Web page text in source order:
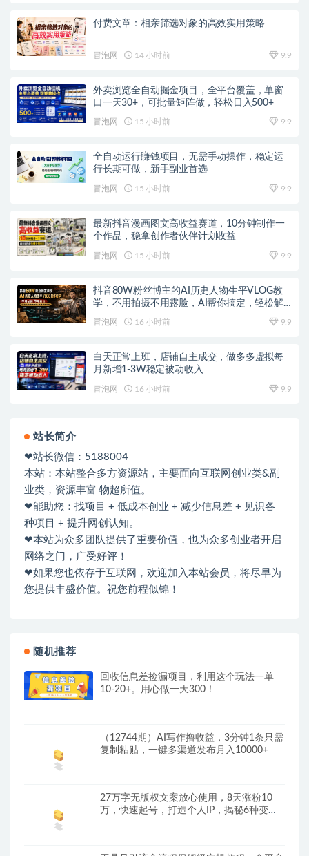
付费文章：相亲筛选对象的高效实用策略
冒泡网 14 小时前 9.9
外卖浏览全自动掘金项目，全平台覆盖，单窗
口一天30+，可批量矩阵做，轻松日入500+
冒泡网 15 小时前 9.9
全自动运行賺钱项目，无需手动操作，稳定运
行长期可做，新手副业首选
冒泡网 15 小时前 9.9
最新抖音漫画图文高收益赛道，10分钟制作一
个作品，稳拿创作者伙伴计划收益
冒泡网 15 小时前 9.9
抖音80W粉丝博主的AI历史人物生平VLOG教
学，不用拍摄不用露脸，AI帮你搞定，轻松解
冒泡网 16 小时前 9.9
白天正常上班，店铺自主成交，做多多虚拟每
月新增1-3W稳定被动收入
冒泡网 16 小时前 9.9
站长简介
❤站长微信：5188004
本站：本站整合多方资源站，主要面向互联网创业类&副
业类，资源丰富 物超所值。
❤能助您：找项目 + 低成本创业 + 减少信息差 + 见识各
种项目 + 提升网创认知。
❤本站为众多团队提供了重要价值，也为众多创业者开启
网络之门，广受好评！
❤如果您也依存于互联网，欢迎加入本站会员，将尽早为
您提供丰盛价值。祝您前程似锦！
随机推荐
回收信息差捡漏项目，利用这个玩法一单
10-20+。用心做一天300！
（12744期）AI写作撸收益，3分钟1条只需
复制粘贴，一键多渠道发布月入10000+
27万字无版权文案放心使用，8天涨粉10
万，快速起号，打造个人IP，揭秘6种变现